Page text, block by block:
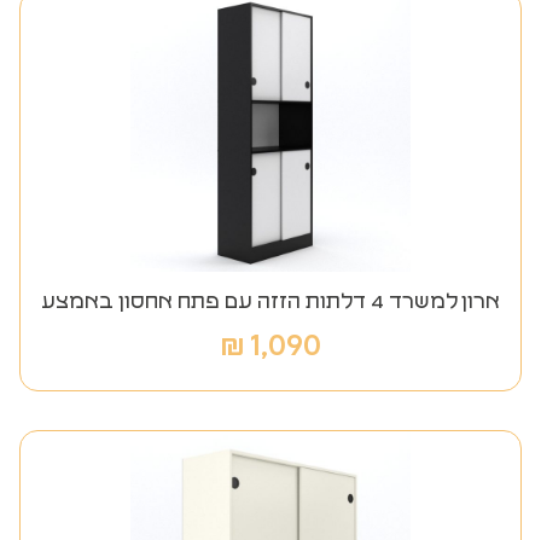
ארון למשרד 4 דלתות הזזה עם פתח אחסון באמצע
1,090
₪